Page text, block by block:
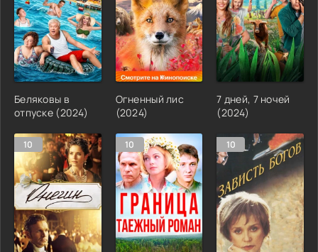
Беляковы в
отпуске (2024)
Огненный лис
(2024)
7 дней, 7 ночей
(2024)
10 10 10